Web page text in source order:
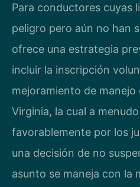
Para conductores cuyas
peligro pero aún no han
ofrece una estrategia
incluir la inscripción
mejoramiento de
Virginia, la cual a
favorablemente por los
una decisión de no
asunto se maneja con la